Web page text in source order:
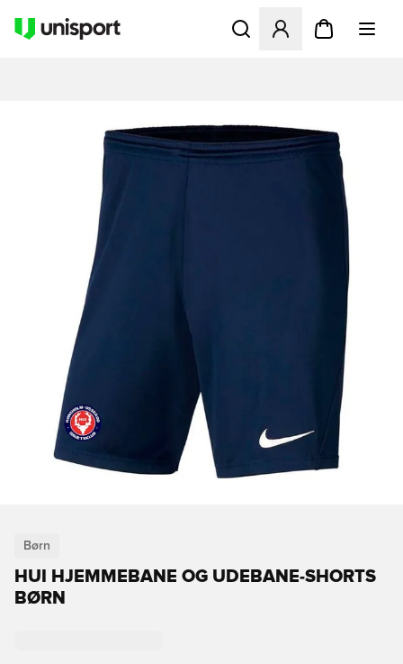
Åbner en Modal til at
Børn
HUI HJEMMEBANE OG UDEBANE-SHORTS
BØRN